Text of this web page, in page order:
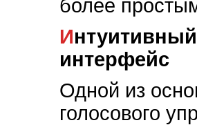
более
Интуитивный и простой
интерфейс
Одной из
голосового